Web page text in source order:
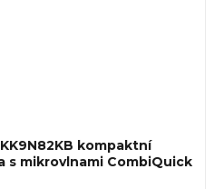
kompaktní
s mikrovlnami CombiQuick